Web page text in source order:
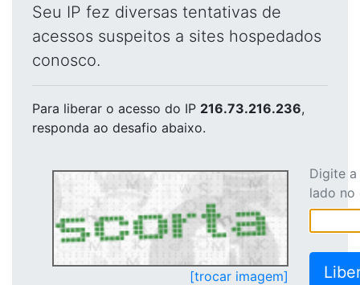
Seu IP fez diversas tentativas de
acessos suspeitos a sites hospedados
conosco.
Para liberar o acesso do IP 216.73.216.236,
responda ao desafio abaixo.
[trocar imagem]
Digite
lado no